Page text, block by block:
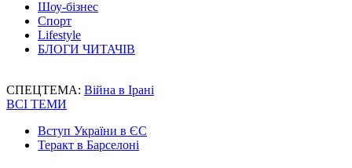
Шоу-бізнес
Спорт
Lifestyle
БЛОГИ ЧИТАЧІВ
СПЕЦТЕМА: Війна в Ірані
ВСІ ТЕМИ
Вступ України в ЄС
Теракт в Барселоні